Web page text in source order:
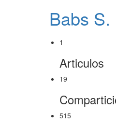
Babs
1
Articulos
19
515